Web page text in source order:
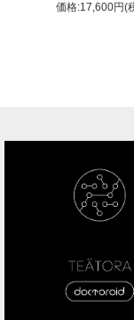
価格:17,600円(